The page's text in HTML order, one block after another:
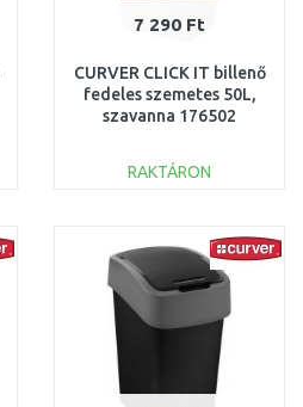
7 290 Ft
CURVER CLICK IT billenő
fedeles szemetes 50L,
szavanna 176502
RAKTÁRON
Összehasonlítás